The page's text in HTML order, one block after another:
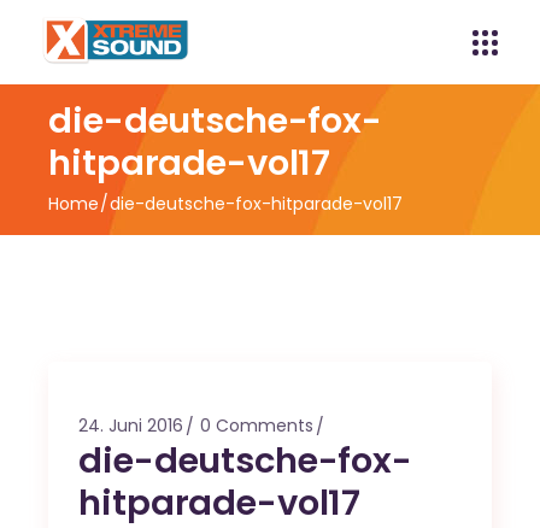
die-deutsche-fox-
hitparade-vol17
Home die-deutsche-fox-hitparade-vol17
24. Juni 2016 0 Comments
die-deutsche-fox-
hitparade-vol17